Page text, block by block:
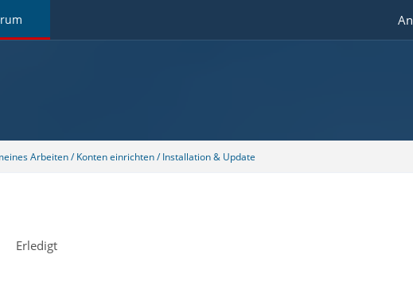
Arbeiten / Konten einrichten / Installation & Update
Erledigt